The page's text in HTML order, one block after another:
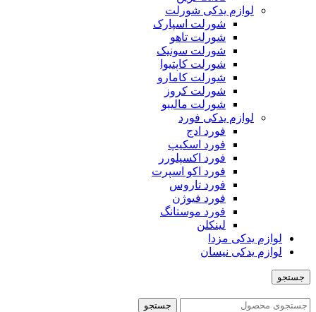
لوازم یدکی شورلت
شورلت اسپارک
شورلت تاهو
شورلت سونیک
شورلت کاپتیوا
شورلت کامارو
شورلت کروز
شورلت مالیبو
لوازم یدکی فورد
فورد ادج
فورد اسکیپ
فورد اکسپلورر
فورد اکو اسپرت
فورد تاروس
فورد فیوژن
فورد موستانگ
لینکلن
لوازم یدکی مزدا
لوازم یدکی نیسان
جستجو
جستجو